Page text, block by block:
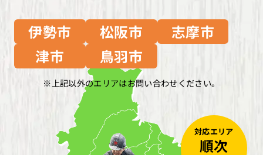
伊勢市 松阪市
志摩市
津市
鳥羽市
上記以外のエリアはお問い合わせください。
対応エリア
順次